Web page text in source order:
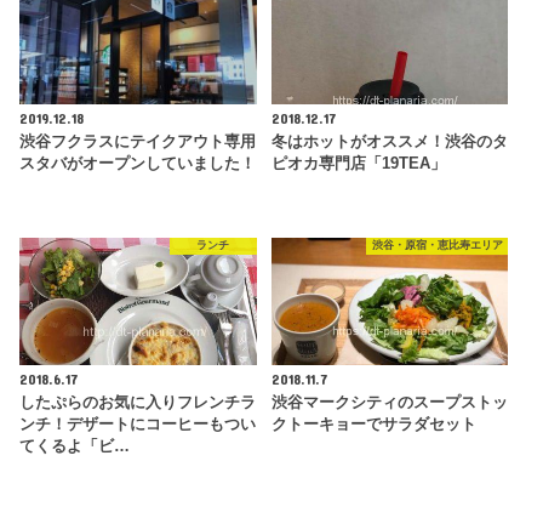
2019.12.18
渋谷フクラスにテイクアウト専用
スタバがオープンしていました！
2018.12.17
冬はホットがオススメ！渋谷のタ
ピオカ専門店「19TEA」
ランチ
2018.6.17
したぷらのお気に入りフレンチラ
ンチ！デザートにコーヒーもつい
てくるよ「ビ…
渋谷・原宿・恵比寿エリア
2018.11.7
渋谷マークシティのスープストッ
クトーキョーでサラダセット